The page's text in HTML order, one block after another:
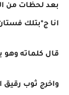
بعد لحظات من
انا ج*بتلك
قال كلماته وهو
واخرج ثوب رقيق